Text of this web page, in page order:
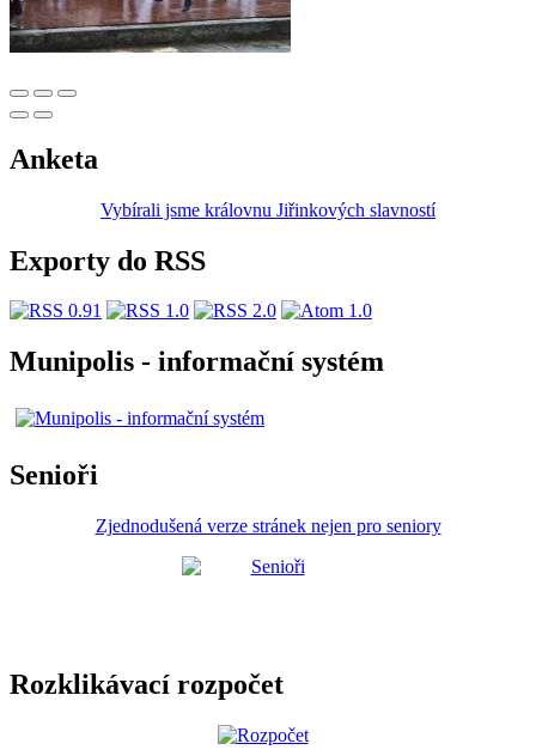
Anketa
Vybírali jsme královnu Jiřinkových slavností
Exporty do RSS
Munipolis - informační systém
Senioři
Zjednodušená verze stránek nejen pro seniory
Rozklikávací rozpočet